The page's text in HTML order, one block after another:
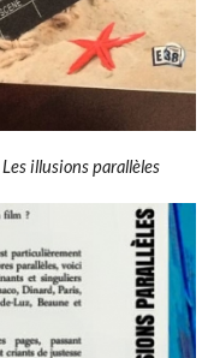
Les illusions parallèles